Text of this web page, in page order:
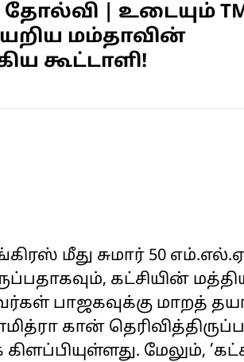
| உடையும்
மம்தாவின்
கூட்டாளி!
மீது சுமார் 50
கட்சியின்
பாஜகவுக்கு மாறத்
கான்
மேலும்,